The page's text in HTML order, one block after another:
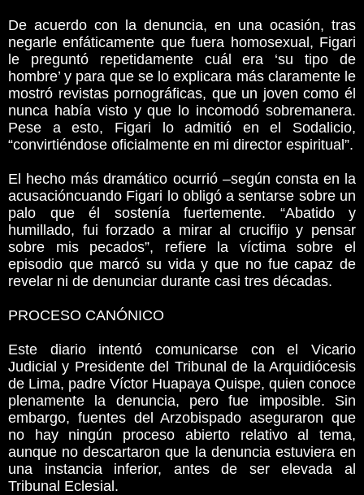
De acuerdo con la denuncia, en una ocasión, tras
negarle enfáticamente que fuera homosexual, Figari
le preguntó repetidamente cuál era ‘su tipo de
hombre’ y para que se lo explicara más claramente le
mostró revistas pornográficas, que un joven como él
nunca había visto y que lo incomodó sobremanera.
Pese a esto, Figari lo admitió en el Sodalicio,
“convirtiéndose oficialmente en mi director espiritual”.
El hecho más dramático ocurrió –según consta en la
acusacióncuando Figari lo obligó a sentarse sobre un
palo que él sostenía fuertemente. “Abatido y
humillado, fui forzado a mirar al crucifijo y pensar
sobre mis pecados”, refiere la víctima sobre el
episodio que marcó su vida y que no fue capaz de
revelar ni de denunciar durante casi tres décadas.
PROCESO CANÓNICO
Este diario intentó comunicarse con el Vicario
Judicial y Presidente del Tribunal de la Arquidiócesis
de Lima, padre Víctor Huapaya Quispe, quien conoce
plenamente la denuncia, pero fue imposible. Sin
embargo, fuentes del Arzobispado aseguraron que
no hay ningún proceso abierto relativo al tema,
aunque no descartaron que la denuncia estuviera en
una instancia inferior, antes de ser elevada al
Tribunal Eclesial.